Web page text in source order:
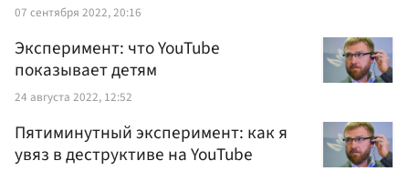
07 сентября 2022, 20:16
Эксперимент: что YouTube
показывает детям
24 августа 2022, 12:52
Пятиминутный эксперимент: как я
увяз в деструктиве на YouTube